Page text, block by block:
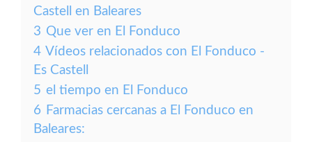
Castell en Baleares
3 Que ver en El Fonduco
4 Vídeos relacionados con El Fonduco -
Es Castell
5 el tiempo en El Fonduco
6 Farmacias cercanas a El Fonduco en
Baleares: